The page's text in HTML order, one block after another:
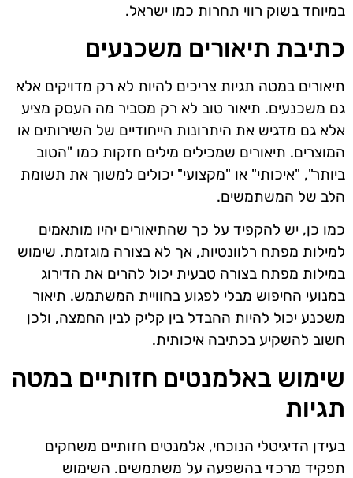
במיוחד בשוק רווי תחרות כמו ישראל.
כתיבת תיאורים משכנעים
תיאורים במטה תגיות צריכים להיות לא רק מדויקים אלא
גם משכנעים. תיאור טוב לא רק מסביר מה העסק מציע
אלא גם מדגיש את היתרונות הייחודיים של השירותים או
המוצרים. תיאורים שמכילים מילים חזקות כמו "הטוב
ביותר", "איכותי" או "מקצועי" יכולים למשוך את תשומת
הלב של המשתמשים.
כמו כן, יש להקפיד על כך שהתיאורים יהיו מותאמים
למילות מפתח רלוונטיות, אך לא בצורה מוגזמת. שימוש
במילות מפתח בצורה טבעית יכול להרים את הדירוג
במנועי החיפוש מבלי לפגוע בחוויית המשתמש. תיאור
משכנע יכול להיות ההבדל בין קליק לבין החמצה, ולכן
חשוב להשקיע בכתיבה איכותית.
שימוש באלמנטים חזותיים במטה
תגיות
בעידן הדיגיטלי הנוכחי, אלמנטים חזותיים משחקים
תפקיד מרכזי בהשפעה על משתמשים. השימוש